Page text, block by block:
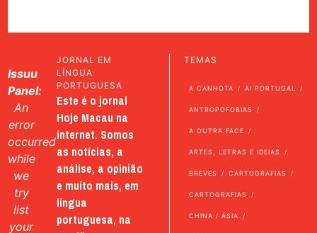
Issuu
Panel:
An
error
occurred
while
we
try
list
your
JORNAL EM
LÍNGUA
PORTUGUESA
Este é o jornal
Hoje Macau na
internet. Somos
as notícias, a
análise, a opinião
e muito mais, em
língua
portuguesa, na
TEMAS
A CANHOTA AI PORTUGAL
ANTROPOFOBIAS
A OUTRA FACE
ARTES, LETRAS E IDEIAS
BREVES CARTOGRAFIAS
CARTOGRAFIAS
CHINA / ÁSIA